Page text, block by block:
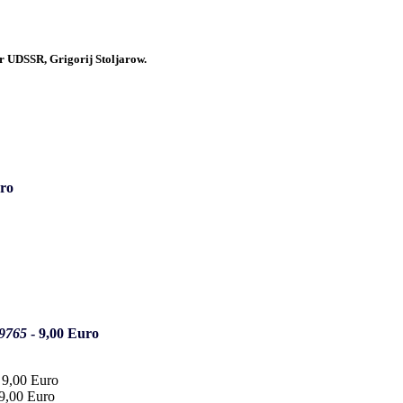
UDSSR, Grigorij Stoljarow.
- 9,00 Euro